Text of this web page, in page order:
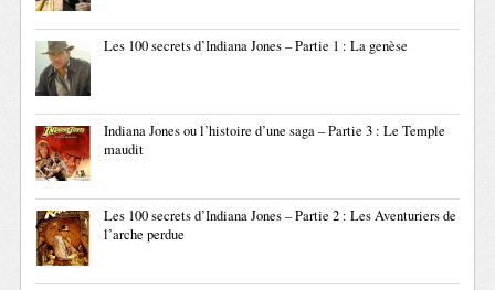
Les 100 secrets d’Indiana Jones – Partie 1 : La genèse
Indiana Jones ou l’histoire d’une saga – Partie 3 : Le Temple
maudit
Les 100 secrets d’Indiana Jones – Partie 2 : Les Aventuriers de
l’arche perdue